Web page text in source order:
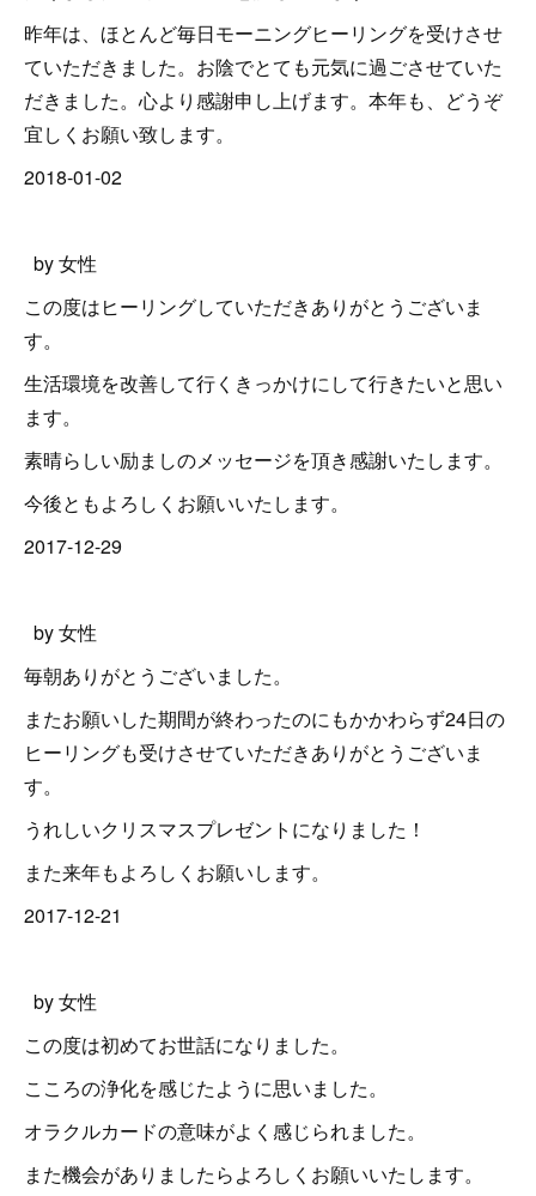
昨年は、ほとんど毎日モーニングヒーリングを受けさせ
ていただきました。お陰でとても元気に過ごさせていた
だきました。心より感謝申し上げます。本年も、どうぞ
宜しくお願い致します。
2018-01-02
by 女性
この度はヒーリングしていただきありがとうございま
す。
生活環境を改善して行くきっかけにして行きたいと思い
ます。
素晴らしい励ましのメッセージを頂き感謝いたします。
今後ともよろしくお願いいたします。
2017-12-29
by 女性
毎朝ありがとうございました。
またお願いした期間が終わったのにもかかわらず24日の
ヒーリングも受けさせていただきありがとうございま
す。
うれしいクリスマスプレゼントになりました！
また来年もよろしくお願いします。
2017-12-21
by 女性
この度は初めてお世話になりました。
こころの浄化を感じたように思いました。
オラクルカードの意味がよく感じられました。
また機会がありましたらよろしくお願いいたします。